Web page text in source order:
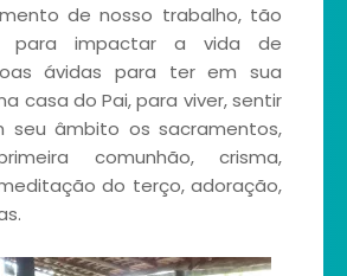
de nosso trabalho, tão
para impactar a vida de
ávidas para ter em sua
casa do Pai, para viver, sentir
seu âmbito os sacramentos,
comunhão, crisma,
do terço, adoração,